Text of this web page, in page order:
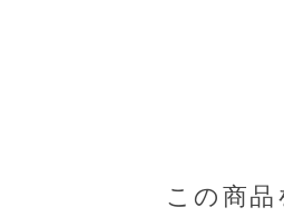
この商